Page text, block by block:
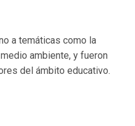
a temáticas como la
ambiente, y fueron
del ámbito educativo.